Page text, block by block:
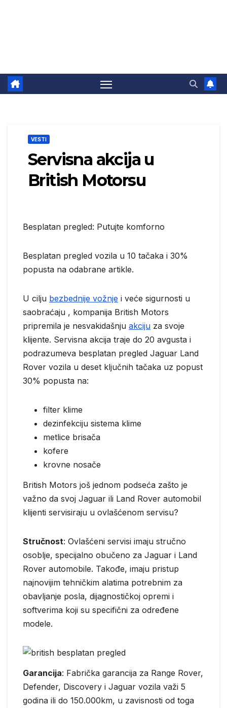
VESTI
Servisna akcija u
British Motorsu
Besplatan pregled: Putujte komforno
Besplatan pregled vozila u 10 tačaka i 30%
popusta na odabrane artikle.
U cilju bezbednije vožnje i veće sigurnosti u
saobraćaju , kompanija British Motors
pripremila je nesvakidašnju akciju za svoje
klijente. Servisna akcija traje do 20 avgusta i
podrazumeva besplatan pregled Jaguar Land
Rover vozila u deset ključnih tačaka uz popust
30% popusta na:
filter klime
dezinfekciju sistema klime
metlice brisača
kofere
krovne nosače
British Motors još jednom podseća zašto je
važno da svoj Jaguar ili Land Rover automobil
klijenti servisiraju u ovlašćenom servisu?
Stručnost: Ovlašćeni servisi imaju stručno
osoblje, specijalno obučeno za Jaguar i Land
Rover automobile. Takođe, imaju pristup
najnovijim tehničkim alatima potrebnim za
obavljanje posla, dijagnostičkoj opremi i
softverima koji su specifični za određene
modele.
Garancija: Fabrička garancija za Range Rover,
Defender, Discovery i Jaguar vozila važi 5
godina ili do 150.000km, u zavisnosti od toga